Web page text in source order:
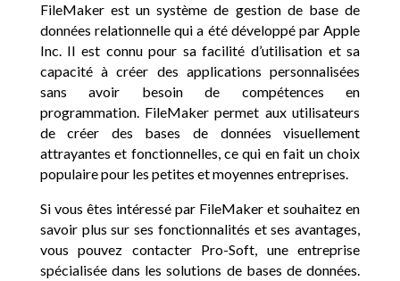
FileMaker est un système de gestion de base de
données relationnelle qui a été développé par Apple
Inc. Il est connu pour sa facilité d’utilisation et sa
capacité à créer des applications personnalisées
sans avoir besoin de compétences en
programmation. FileMaker permet aux utilisateurs
de créer des bases de données visuellement
attrayantes et fonctionnelles, ce qui en fait un choix
populaire pour les petites et moyennes entreprises.
Si vous êtes intéressé par FileMaker et souhaitez en
savoir plus sur ses fonctionnalités et ses avantages,
vous pouvez contacter Pro-Soft, une entreprise
spécialisée dans les solutions de bases de données.